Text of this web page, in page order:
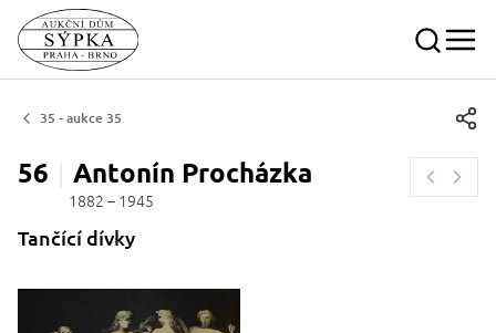
35 - aukce 35
56 Antonín Procházka
1882 – 1945
Tančící dívky